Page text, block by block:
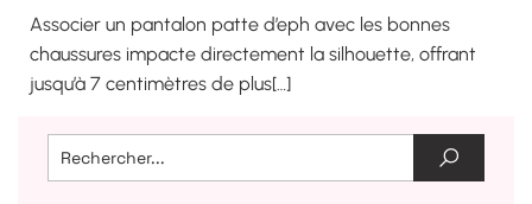
Associer un pantalon patte d’eph avec les bonnes
chaussures impacte directement la silhouette, offrant
jusqu’à 7 centimètres de plus[…]